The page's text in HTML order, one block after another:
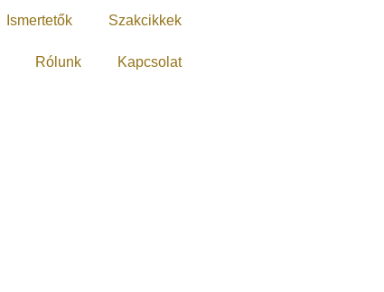
Ismertetők Szakcikkek
Rólunk Kapcsolat